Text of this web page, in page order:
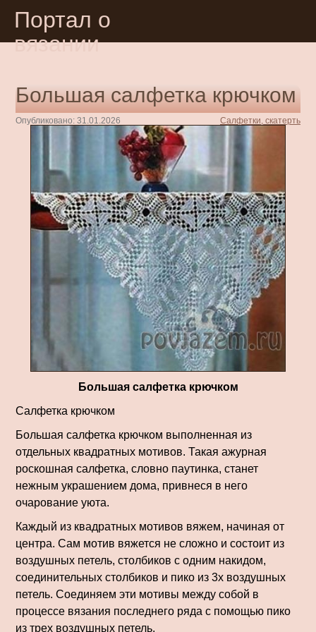
Портал о
вязании
Большая салфетка крючком
Опубликовано: 31.01.2026 Салфетки, скатерть
Большая салфетка крючком
Салфетка крючком
Большая салфетка крючком выполненная из
отдельных квадратных мотивов. Такая ажурная
роскошная салфетка, словно паутинка, станет
нежным украшением дома, привнеся в него
очарование уюта.
Каждый из квадратных мотивов вяжем, начиная от
центра. Сам мотив вяжется не сложно и состоит из
воздушных петель, столбиков с одним накидом,
соединительных столбиков и пико из 3х воздушных
петель. Соединяем эти мотивы между собой в
процессе вязания последнего ряда с помощью пико
из трех воздушных петель.